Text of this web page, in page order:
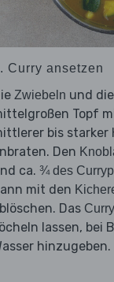
Curry ansetzen
Zwiebeln und die
Topf
bis starker
Den
ca. ¾ des
mit den
Das Curry
lassen, bei
hinzugeben.